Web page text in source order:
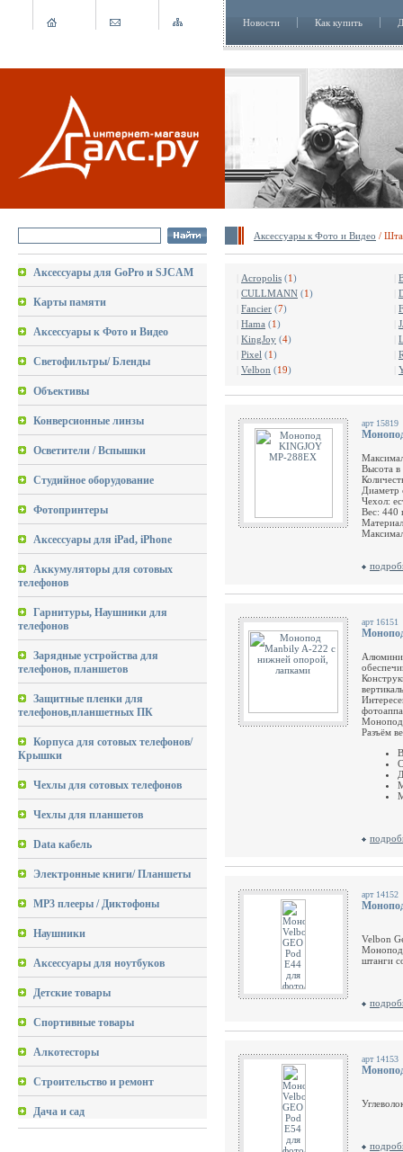
Новости Как купить
Аксессуары к Фото и Видео /
Аксессуары для GoPro и SJCAM
Карты памяти
Аксессуары к Фото и Видео
Светофильтры/ Бленды
Объективы
Конверсионные линзы
Осветители / Вспышки
Студийное оборудование
Фотопринтеры
Аксессуары для iPad, iPhone
Аккумуляторы для сотовых
телефонов
Гарнитуры, Наушники для
телефонов
Зарядные устройства для
телефонов, планшетов
Защитные пленки для
телефонов,планшетных ПК
Корпуса для сотовых телефонов/
Крышки
Чехлы для сотовых телефонов
Чехлы для планшетов
Data кабель
Электронные книги/ Планшеты
MP3 плееры / Диктофоны
Наушники
Аксессуары для ноутбуков
Детские товары
Спортивные товары
Алкотесторы
Строительство и ремонт
Дача и сад
Acropolis (1)
CULLMANN (1)
Fancier (7)
Hama (1)
KingJoy (4)
Pixel (1)
Velbon (19)
арт 15819
Высота в
Диаметр
Чехол:
Вес: 440
арт 16151
Монопод
Разъём
арт 14152
Velbon
Монопод
штанги
арт 14153